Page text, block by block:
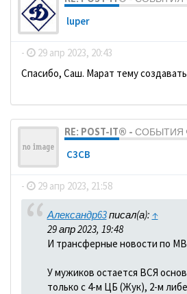
luper
- 29 апр 2023, 20:43
Спасибо, Саш. Марат тему
RE: POST-IT® -
C3CB
- 29 апр 2023, 21:58
Александр63писал(а): ↑
29 апр 2023, 19:48
И трансферные новости по
У мужиков остается ВСЯ
только с 4-м ЦБ (Жук), 2-м